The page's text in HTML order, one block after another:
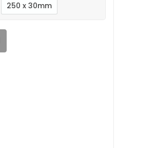
250 x 30mm